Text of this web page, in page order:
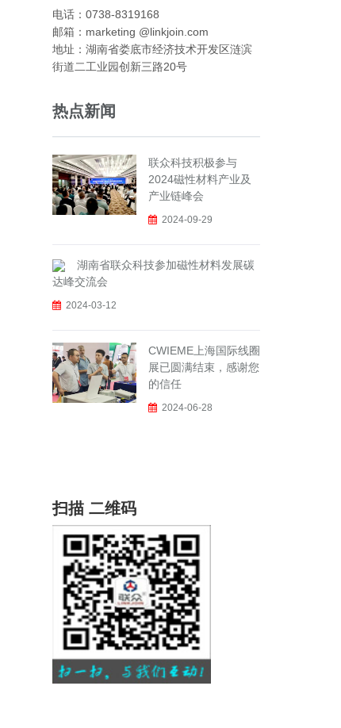
电话：0738-8319168
邮箱：marketing @linkjoin.com
地址：湖南省娄底市经济技术开发区涟滨
街道二工业园创新三路20号
热点新闻
联众科技积极参与
2024磁性材料产业及
产业链峰会
2024-09-29
湖南省联众科技参加磁性材料发展碳
达峰交流会
2024-03-12
CWIEME上海国际线圈
展已圆满结束，感谢您
的信任
2024-06-28
扫描 二维码